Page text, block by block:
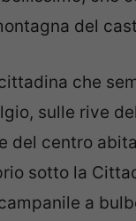
del
che
sulle rive
del centro
sotto la
a